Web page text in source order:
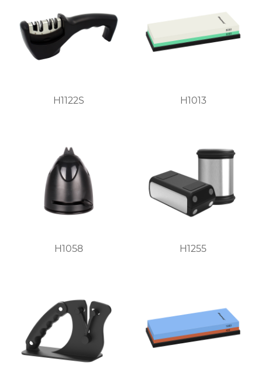
H1122S H1013
H1058 H1255